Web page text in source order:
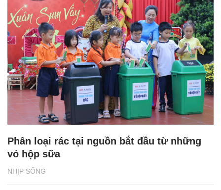
NHỊP SỐNG
Phân loại rác tại nguồn bắt đầu từ những
vỏ hộp sữa